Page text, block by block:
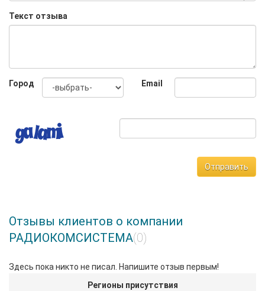
Текст отзыва
Город Email
Отправить
Отзывы клиентов о компании
РАДИОКОМСИСТЕМА(0)
Здесь пока никто не писал. Напишите отзыв первым!
Регионы присутствия